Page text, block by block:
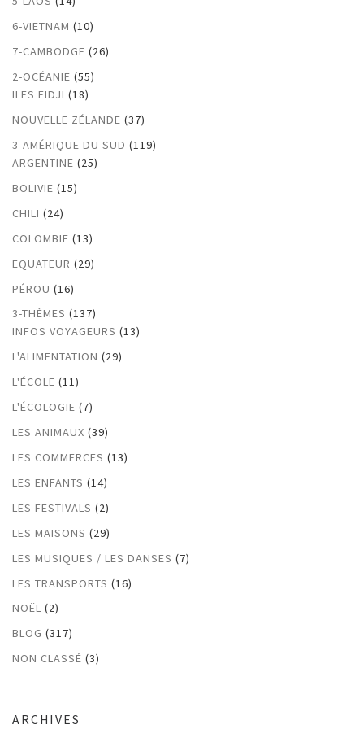
6-VIETNAM (10)
7-CAMBODGE (26)
2-OCÉANIE (55)
ILES FIDJI (18)
NOUVELLE ZÉLANDE (37)
3-AMÉRIQUE DU SUD (119)
ARGENTINE (25)
BOLIVIE (15)
CHILI (24)
COLOMBIE (13)
EQUATEUR (29)
PÉROU (16)
3-THÈMES (137)
INFOS VOYAGEURS (13)
L'ALIMENTATION (29)
L'ÉCOLE (11)
L'ÉCOLOGIE (7)
LES ANIMAUX (39)
LES COMMERCES (13)
LES ENFANTS (14)
LES FESTIVALS (2)
LES MAISONS (29)
LES MUSIQUES / LES DANSES (7)
LES TRANSPORTS (16)
NOËL (2)
BLOG (317)
NON CLASSÉ (3)
ARCHIVES